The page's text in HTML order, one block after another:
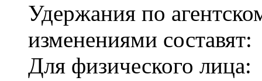
Удержания по
изменениями составят:
Для физического лица: